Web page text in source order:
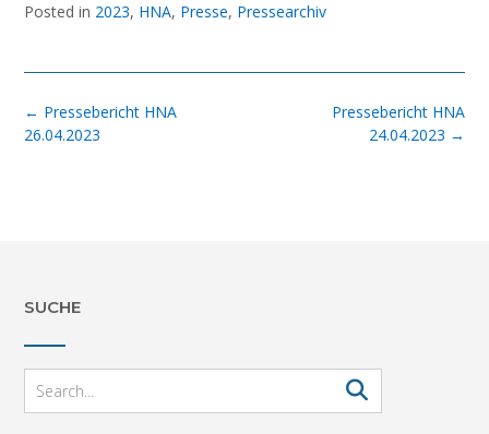
Posted in 2023, HNA, Presse, Pressearchiv
Post
navigation
Pressebericht HNA
24.04.2023 →
← Pressebericht HNA
26.04.2023
SUCHE